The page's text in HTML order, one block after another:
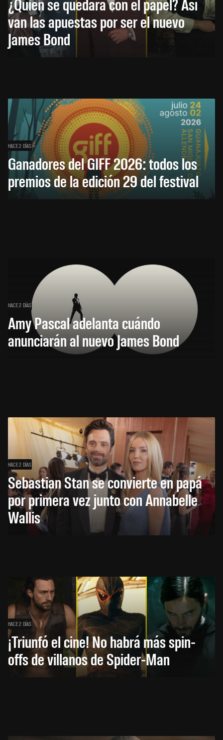
van las apuestas por ser el nuevo
James Bond
HACE 2 DÍAS
Ganadores del GIFF 2026: todos los
premios de la edición 29 del festival
HACE 2 DÍAS
Amy Pascal adelanta cuándo
anunciarán al nuevo James Bond
HACE 2 DÍAS
Sebastian Stan se convierte en papá
por primera vez junto con Annabelle
Wallis
HACE 2 DÍAS
¡Triunfó el cine! No habrá más spin-
offs de villanos de Spider-Man